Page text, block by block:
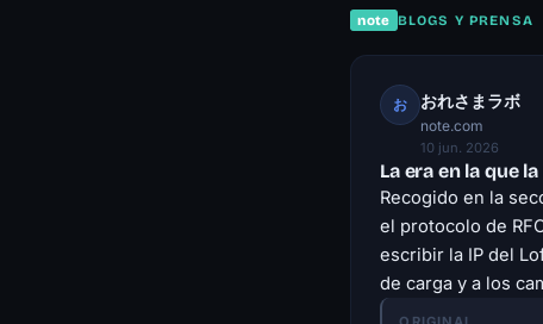
note BLOGS Y PRENSA
お おれさまラボ
note.com
10 jun. 2026
La era en la que
Recogido en la
el protocolo de
escribir la IP del
de carga y a los